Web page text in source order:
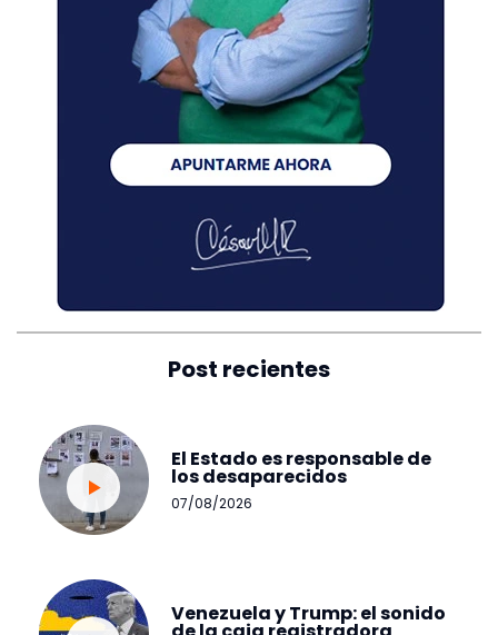
Post recientes
El Estado es responsable de
los desaparecidos
07/08/2026
Venezuela y Trump: el sonido